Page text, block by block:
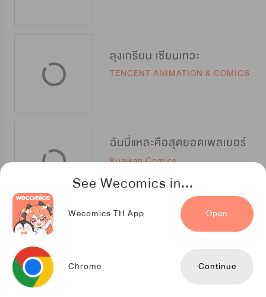
See Wecomics in...
Wecomics TH App Open
Chrome Continue
ลุงเกรียน เซียนเทวะ
TENCENT ANIMATION & COMICS
ฉันนี่แหละคือสุดยอดเพลเยอร์
Kuaikan Comics
สู้สู่ฝัน เชฟชั้นเซียน